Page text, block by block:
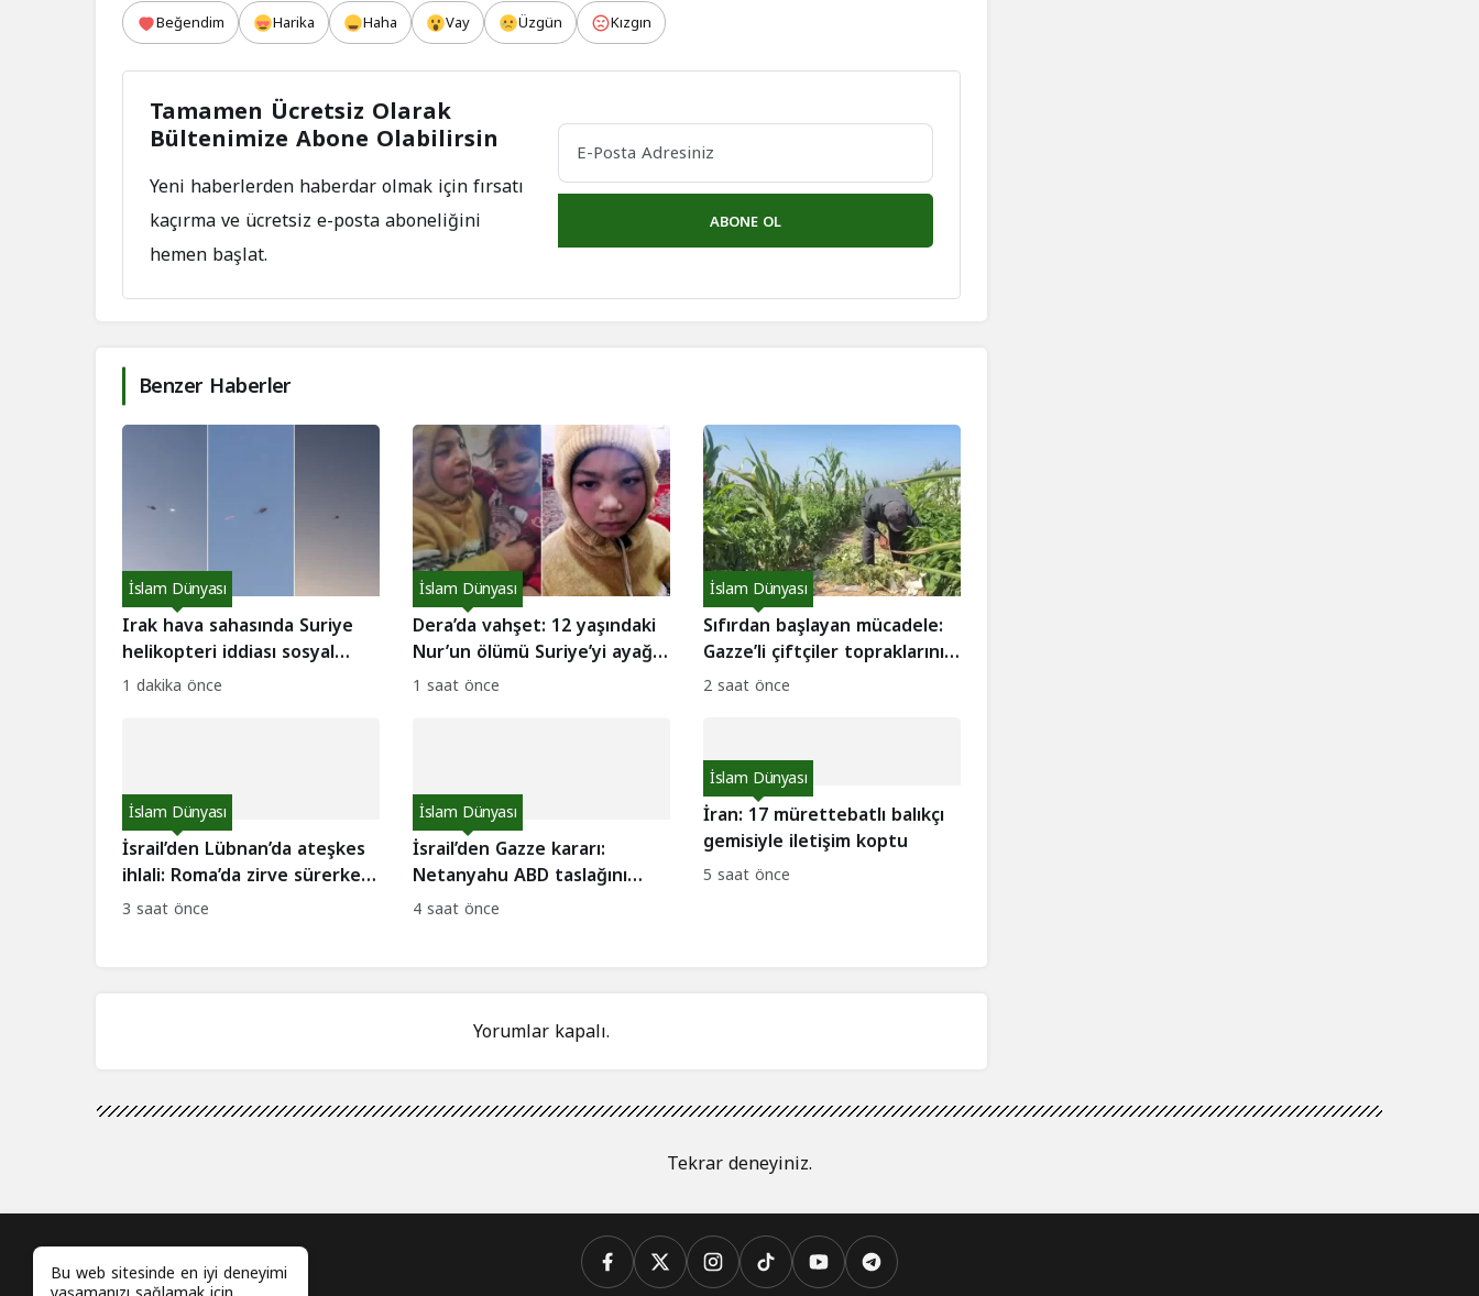
Beğendim Harika Haha Vay Üzgün Kızgın
Tamamen Ücretsiz Olarak
Bültenimize Abone Olabilirsin
Yeni haberlerden haberdar olmak için fırsatı
kaçırma ve ücretsiz e-posta aboneliğini
hemen başlat.
ABONE OL
Benzer Haberler
Irak hava sahasında Suriye
helikopteri iddiası sosyal
medyayı salladı: Gerçek ne
İslam Dünyası
1 dakika önce
Dera’da vahşet: 12 yaşındaki
Nur’un ölümü Suriye’yi ayağa
kaldırdı
İslam Dünyası
1 saat önce
Sıfırdan başlayan mücadele:
Gazze’li çiftçiler topraklarını
yeniden canlandırıyor
İslam Dünyası
2 saat önce
İsrail’den Lübnan’da ateşkes
ihlali: Roma’da zirve sürerken
6 ihlal
İslam Dünyası
3 saat önce
İsrail’den Gazze kararı:
Netanyahu ABD taslağını
reddetti
İslam Dünyası
4 saat önce
İran: 17 mürettebatlı balıkçı
gemisiyle iletişim koptu
İslam Dünyası
5 saat önce
Yorumlar kapalı.
Tekrar deneyiniz.
Bu web sitesinde en iyi deneyimi